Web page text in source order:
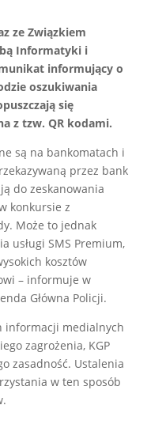
ze Związkiem
Informatyki i
informujący o
oszukiwania
się
z tzw. QR kodami.
są na bankomatach i
przez bank
do zeskanowania
konkursie z
Może to jednak
usługi SMS Premium,
kosztów
– informuje w
Główna Policji.
informacji medialnych
zagrożenia, KGP
zasadność. Ustalenia
w ten sposób